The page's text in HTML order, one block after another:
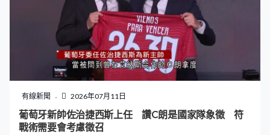
有線新聞 2026年07月11日
葡萄牙新帥佐治捷西斯上任 讚C朗是國家隊象徵 符
戰術需要會考慮徵召